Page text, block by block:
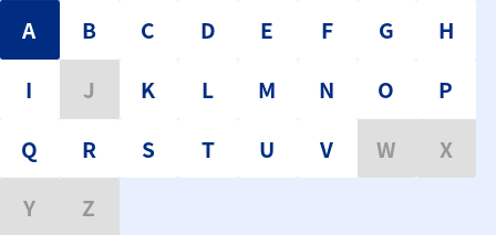
A B C D E F G
H
I
J K L M N O
P
Q
R S T U V W
X
Y
Z